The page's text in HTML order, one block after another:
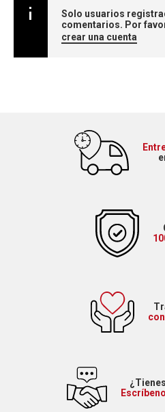
Solo usuarios
comentarios. Por
crear una cuenta